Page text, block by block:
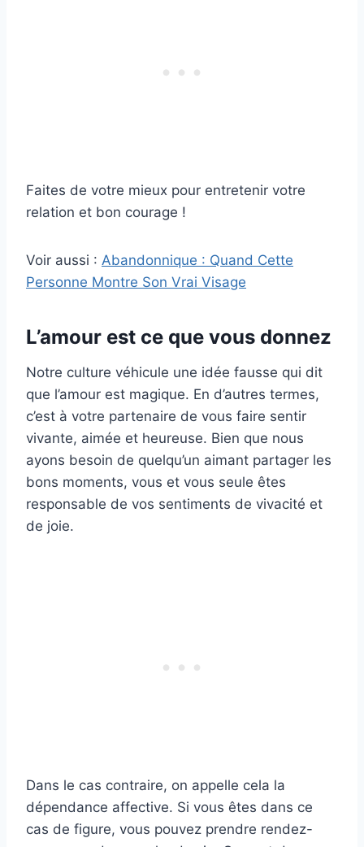
Faites de votre mieux pour entretenir votre
relation et bon courage !
Voir aussi : Abandonnique : Quand Cette
Personne Montre Son Vrai Visage
L’amour est ce que vous donnez
Notre culture véhicule une idée fausse qui dit
que l’amour est magique. En d’autres termes,
c’est à votre partenaire de vous faire sentir
vivante, aimée et heureuse. Bien que nous
ayons besoin de quelqu’un aimant partager les
bons moments, vous et vous seule êtes
responsable de vos sentiments de vivacité et
de joie.
Dans le cas contraire, on appelle cela la
dépendance affective. Si vous êtes dans ce
cas de figure, vous pouvez prendre rendez-